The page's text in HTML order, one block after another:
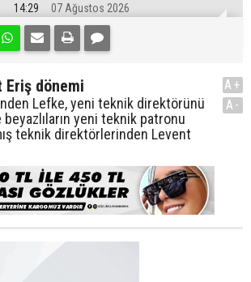
14:29 07 Ağustos 2026
Eriş dönemi
Lefke, yeni teknik direktörünü
yeni teknik patronu
teknik direktörlerinden Levent
A+
A-